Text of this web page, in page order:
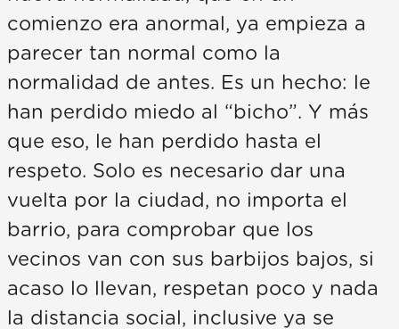
comienzo era anormal, ya empieza a
parecer tan normal como la
normalidad de antes. Es un hecho: le
han perdido miedo al “bicho”. Y más
que eso, le han perdido hasta el
respeto. Solo es necesario dar una
vuelta por la ciudad, no importa el
barrio, para comprobar que los
vecinos van con sus barbijos bajos, si
acaso lo llevan, respetan poco y nada
la distancia social, inclusive ya se